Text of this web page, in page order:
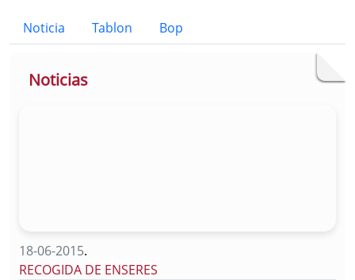
Noticia Tablon Bop
Button
Noticias
18-06-2015.
RECOGIDA DE ENSERES